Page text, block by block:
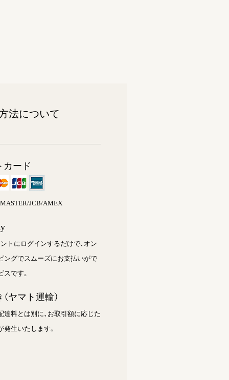
法について
カード
JCB/AMEX
トにログインするだけで、オン
ングでスムーズにお支払いがで
です。
ヤマト運輸）
達料とは別に、お取引額に応じた
生いたします。